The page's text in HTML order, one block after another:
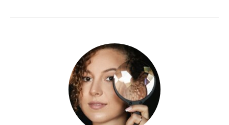
Технологии командного менеджмента
Технологии стратегического управления
Трансперсональная психология